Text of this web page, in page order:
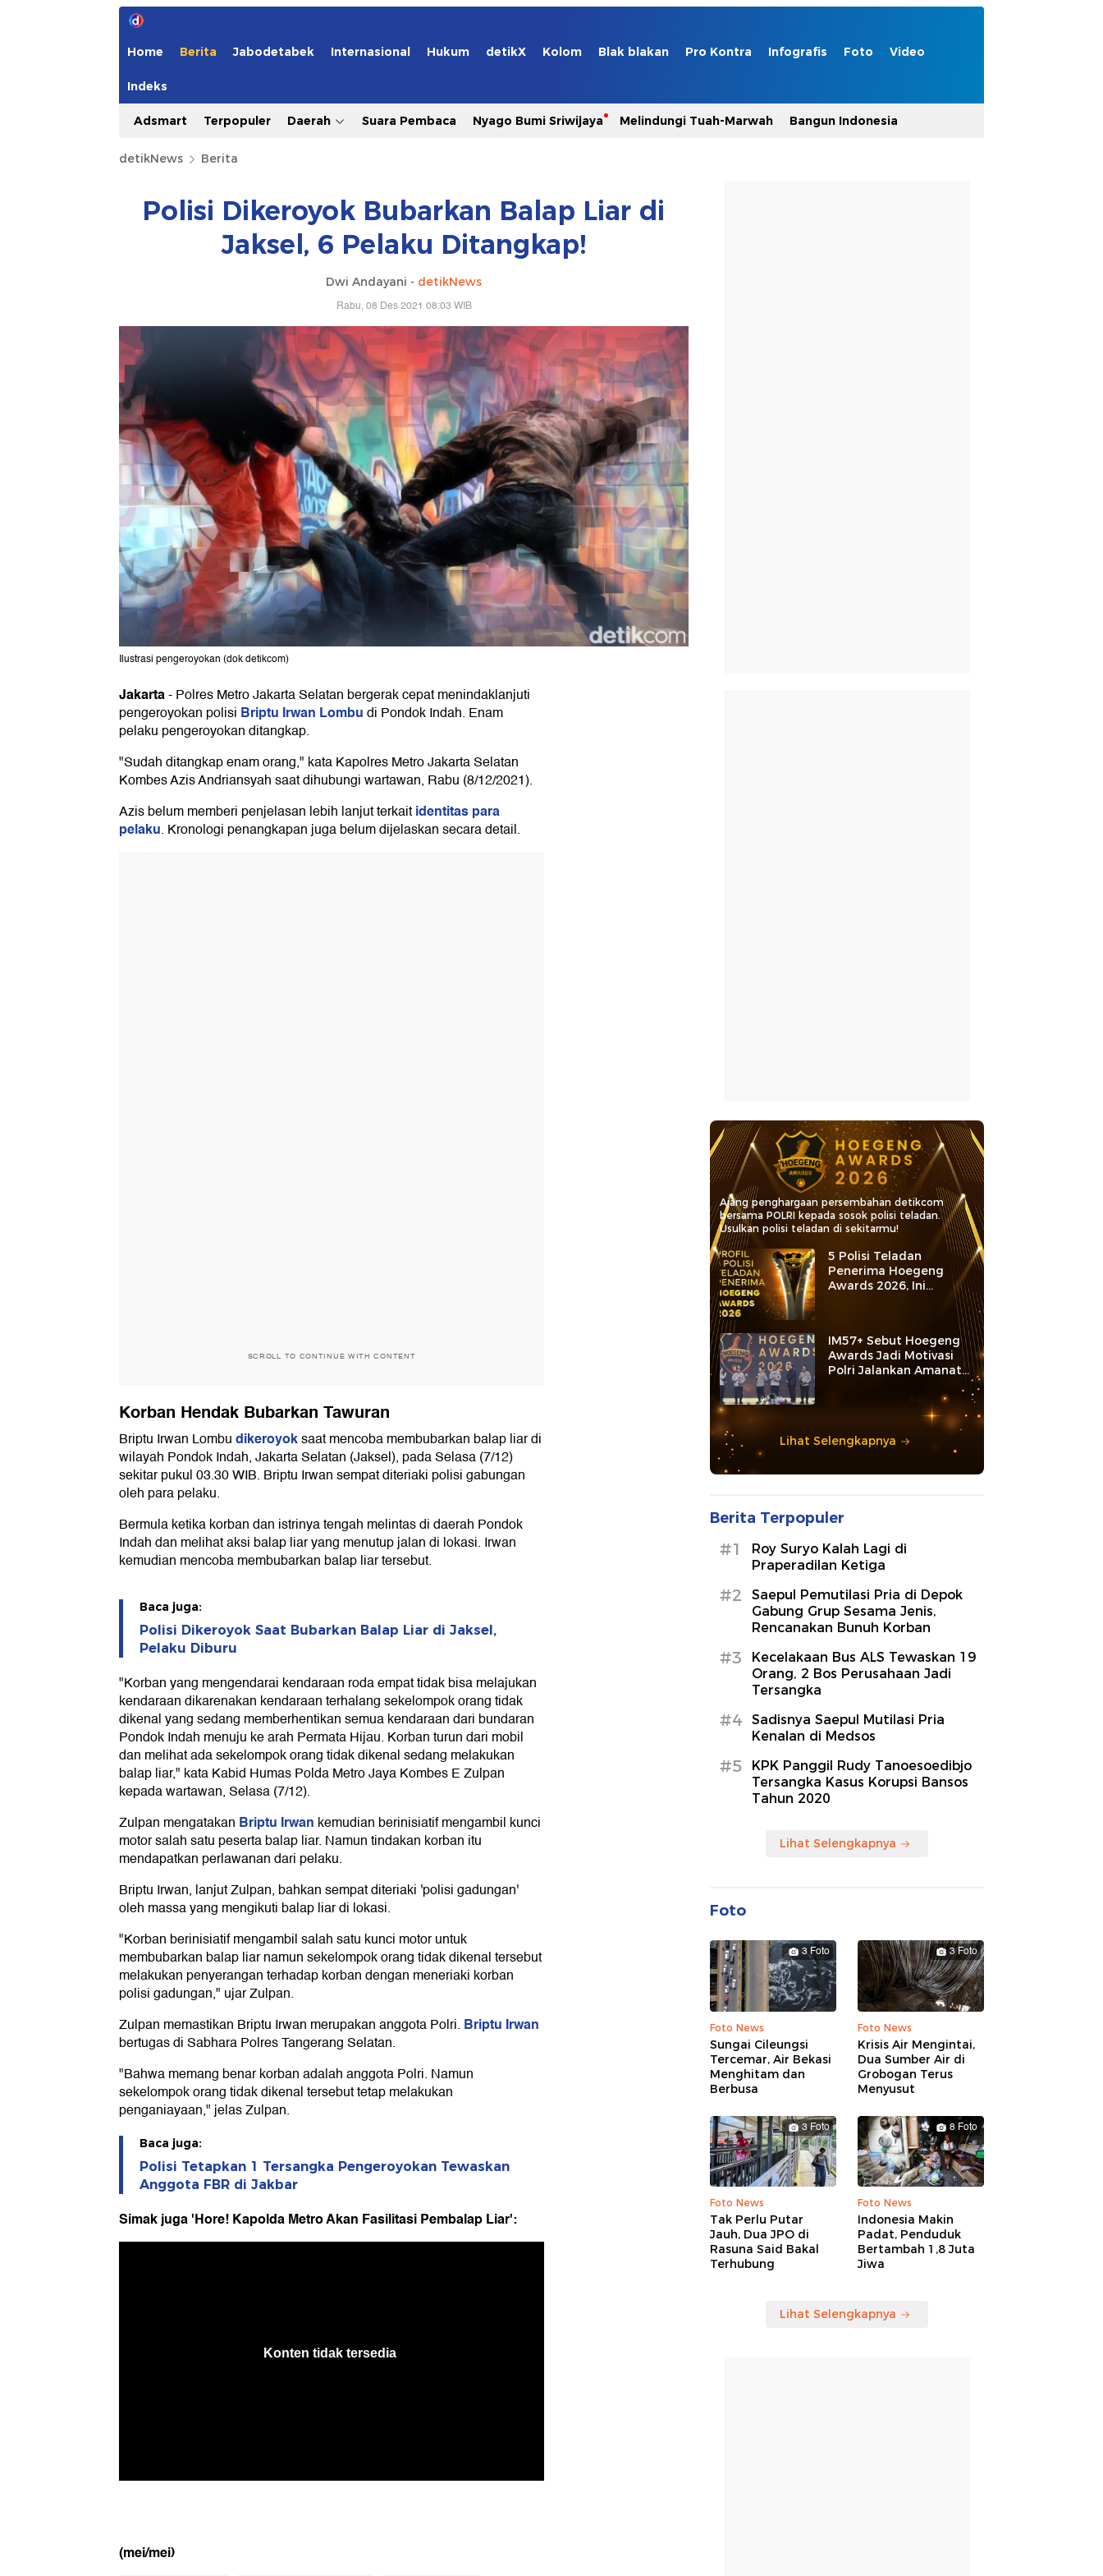
Home Berita Jabodetabek Internasional Hukum detikX Kolom Blak blakan Pro Kontra Infografis Foto Video
Indeks
Adsmart Terpopuler Daerah Suara Pembaca Nyago Bumi Sriwijaya Melindungi Tuah-Marwah Bangun Indonesia
detikNews Berita
Polisi Dikeroyok Bubarkan Balap Liar di
Jaksel, 6 Pelaku Ditangkap!
Dwi Andayani - detikNews
Rabu, 08 Des 2021 08:03 WIB
Ilustrasi pengeroyokan (dok detikcom)
Jakarta-Polres Metro Jakarta Selatan bergerak cepat menindaklanjuti
pengeroyokan polisi Briptu Irwan Lombudi Pondok Indah. Enam
pelaku pengeroyokan ditangkap.
"Sudah ditangkap enam orang," kata Kapolres Metro Jakarta Selatan
Kombes Azis Andriansyah saat dihubungi wartawan, Rabu (8/12/2021).
Azis belum memberi penjelasan lebih lanjut terkaitidentitas para
pelaku. Kronologi penangkapan juga belum dijelaskan secara detail.
SCROLL TO CONTINUE WITH CONTENT
Korban Hendak Bubarkan Tawuran
Briptu Irwan Lombudikeroyoksaat mencoba membubarkan balap liar di
wilayah Pondok Indah, Jakarta Selatan (Jaksel), pada Selasa (7/12)
sekitar pukul 03.30 WIB. Briptu Irwan sempat diteriaki polisi gabungan
oleh para pelaku.
Bermula ketika korban dan istrinya tengah melintas di daerah Pondok
Indah dan melihat aksi balap liar yang menutup jalan di lokasi. Irwan
kemudian mencoba membubarkan balap liar tersebut.
Baca juga:
Polisi Dikeroyok Saat Bubarkan Balap Liar di Jaksel,
Pelaku Diburu
"Korban yang mengendarai kendaraan roda empat tidak bisa melajukan
kendaraan dikarenakan kendaraan terhalang sekelompok orang tidak
dikenal yang sedang memberhentikan semua kendaraan dari bundaran
Pondok Indah menuju ke arah Permata Hijau. Korban turun dari mobil
dan melihat ada sekelompok orang tidak dikenal sedang melakukan
balap liar," kata Kabid Humas Polda Metro Jaya Kombes E Zulpan
kepada wartawan, Selasa (7/12).
Zulpan mengatakan Briptu Irwan kemudian berinisiatif mengambil kunci
motor salah satu peserta balap liar. Namun tindakan korban itu
mendapatkan perlawanan dari pelaku.
Briptu Irwan, lanjut Zulpan, bahkan sempat diteriaki 'polisi gadungan'
oleh massa yang mengikuti balap liar di lokasi.
"Korban berinisiatif mengambil salah satu kunci motor untuk
membubarkan balap liar namun sekelompok orang tidak dikenal tersebut
melakukan penyerangan terhadap korban dengan meneriaki korban
polisi gadungan," ujar Zulpan.
Zulpan memastikan Briptu Irwan merupakan anggota Polri. Briptu Irwan
bertugas di Sabhara Polres Tangerang Selatan.
"Bahwa memang benar korban adalah anggota Polri. Namun
sekelompok orang tidak dikenal tersebut tetap melakukan
penganiayaan," jelas Zulpan.
Baca juga:
Polisi Tetapkan 1 Tersangka Pengeroyokan Tewaskan
Anggota FBR di Jakbar
Simak juga 'Hore! Kapolda Metro Akan Fasilitasi Pembalap Liar':
(mei/mei)
Ajang penghargaan persembahan detikcom
bersama POLRI kepada sosok polisi teladan.
Usulkan polisi teladan di sekitarmu!
5 Polisi Teladan
Penerima Hoegeng
Awards 2026, Ini
Kategori dan Kiprahnya
IM57+ Sebut Hoegeng
Awards Jadi Motivasi
Polri Jalankan Amanat
Lihat Selengkapnya
Berita Terpopuler
#1
Roy Suryo Kalah Lagi di
Praperadilan Ketiga
#2
Saepul Pemutilasi Pria di Depok
Gabung Grup Sesama Jenis,
Rencanakan Bunuh Korban
#3
Kecelakaan Bus ALS Tewaskan 19
Orang, 2 Bos Perusahaan Jadi
Tersangka
#4
Sadisnya Saepul Mutilasi Pria
Kenalan di Medsos
#5
KPK Panggil Rudy Tanoesoedibjo
Tersangka Kasus Korupsi Bansos
Tahun 2020
Lihat Selengkapnya
Foto
3 Foto
Foto News
Sungai Cileungsi
Tercemar, Air Bekasi
Menghitam dan
Berbusa
3 Foto
Foto News
Krisis Air Mengintai,
Dua Sumber Air di
Grobogan Terus
Menyusut
3 Foto
Foto News
Tak Perlu Putar
Jauh, Dua JPO di
Rasuna Said Bakal
Terhubung
8 Foto
Foto News
Indonesia Makin
Padat, Penduduk
Bertambah 1,8 Juta
Jiwa
Lihat Selengkapnya